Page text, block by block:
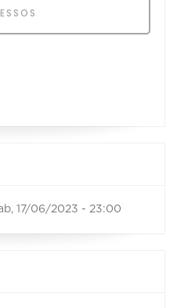
17/06/2023 - 23:00